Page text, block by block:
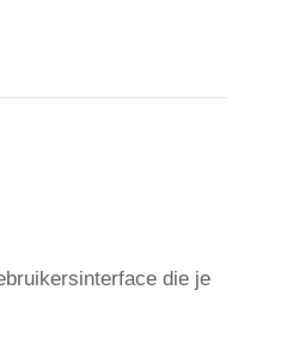
die je